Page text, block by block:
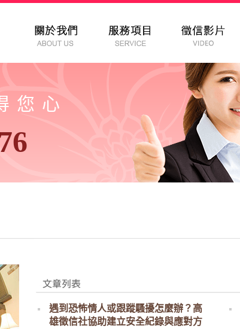
您心
遇到恐怖情人或跟蹤騷擾怎麼辦？高
雄徵信社協助建立安全紀錄與應對方